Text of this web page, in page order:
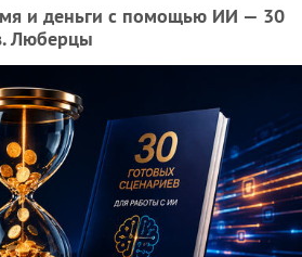
и деньги с помощью ИИ — 30
Люберцы